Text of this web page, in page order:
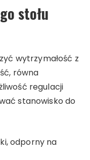
stołu
wytrzymałość z
równa
regulacji
stanowisko do
odporny na